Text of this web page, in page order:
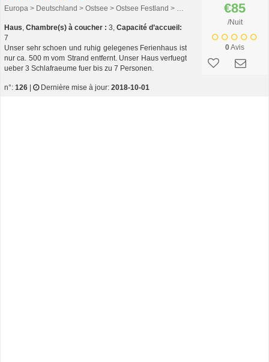
Europa > Deutschland > Ostsee > Ostsee Festland > Kieler Bucht
Haus, Chambre(s) à coucher : 3, Capacité d’accueil:
7
Unser sehr schoen und ruhig gelegenes Ferienhaus ist
nur ca. 500 m vom Strand entfernt. Unser Haus verfuegt
ueber 3 Schlafraeume fuer bis zu 7 Personen.
n°: 126 Dernière mise à jour: 2018-10-01
€85
/Nuit
0Avis